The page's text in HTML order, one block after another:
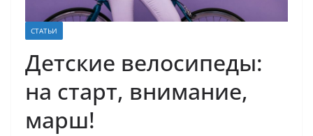
СТАТЬИ
Детские велосипеды:
на старт, внимание,
марш!